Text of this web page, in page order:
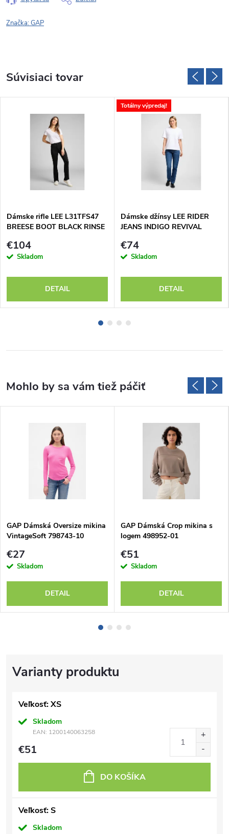
Značka:GAP
Veľkosť: XS
Skladom
EAN: 1200140063258
€51
DO KOŠÍKA
Veľkosť: S
Skladom
Súvisiaci tovar
Dámske rifle LEE L31TFS47
BREESE BOOT BLACK RINSE
€104
Skladom
DETAIL
Totálny výpredaj!
Dámske džínsy LEE RIDER
JEANS INDIGO REVIVAL
€74
Skladom
DETAIL
GAP Dámská Oversize mikina
VintageSoft 798743-10
€27
Skladom
DETAIL
GAP Dámská Crop mikina s
logem 498952-01
€51
Skladom
DETAIL